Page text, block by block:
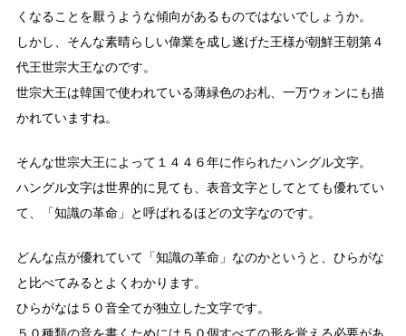
くなることを厭うような傾向があるものではないでしょうか。
しかし、そんな素晴らしい偉業を成し遂げた王様が朝鮮王朝第４
代王世宗大王なのです。
世宗大王は韓国で使われている薄緑色のお札、一万ウォンにも描
かれていますね。
そんな世宗大王によって１４４６年に作られたハングル文字。
ハングル文字は世界的に見ても、表音文字としてとても優れてい
て、「知識の革命」と呼ばれるほどの文字なのです。
どんな点が優れていて「知識の革命」なのかというと、ひらがな
と比べてみるとよくわかります。
ひらがなは５０音全てが独立した文字です。